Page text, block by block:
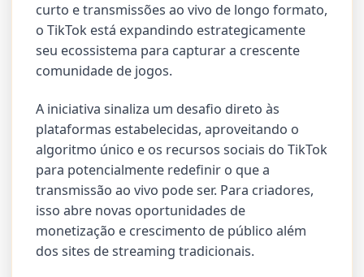
curto e transmissões ao vivo de longo formato,
o TikTok está expandindo estrategicamente
seu ecossistema para capturar a crescente
comunidade de jogos.
A iniciativa sinaliza um desafio direto às
plataformas estabelecidas, aproveitando o
algoritmo único e os recursos sociais do TikTok
para potencialmente redefinir o que a
transmissão ao vivo pode ser. Para criadores,
isso abre novas oportunidades de
monetização e crescimento de público além
dos sites de streaming tradicionais.